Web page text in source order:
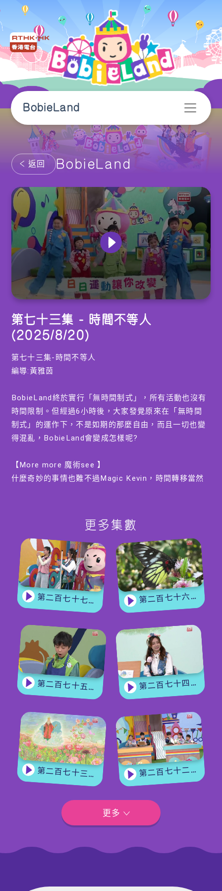
BobieLand
返回 BobieLand
of
0
seconds
第七十三集 - 時間不等人
(2025/8/20)
第七十三集-時間不等人
編導:黃雅茵
BobieLand終於實行「無時間制式」，所有活動也沒有
時間限制。但經過6小時後，大家發覺原來在「無時間
制式」的運作下，不是如期的那麼自由，而且一切也變
得混亂，BobieLand會變成怎樣呢?
【More more 魔術see 】
什麼奇妙的事情也難不過Magic Kevin，時間轉移當然
【手作Easy Job】
沒有鐘錶之前，人類會用沙漏作計時器，原來自行製作
沙漏也十分簡單，
Kevin哥哥會教大家製作不同類型的沙漏，當中較特別
的液體沙漏，製作起來也不複雜。
更多集數
第二百七十七集 - 【玩轉星期五】 蝴蝶變變變 第二百七十六集 - 【嘉賓來了】 蝴蝶專家
第二百七十五集 - 【手作Easy Job】 盆栽磨菇 【Yummy Time】仲夏蝴蝶粉 第二百七十四集 - 《花神的獎勵》下集
第二百七十三集 - 《花神的獎勵》上集 第二百七十二集 - 【玩轉星期五】眼力大挑戰
更多